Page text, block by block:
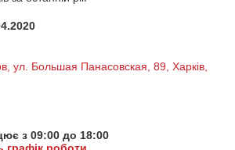
ул. Большая Панасовская, 89, Харків,
з 09:00 до 18:00